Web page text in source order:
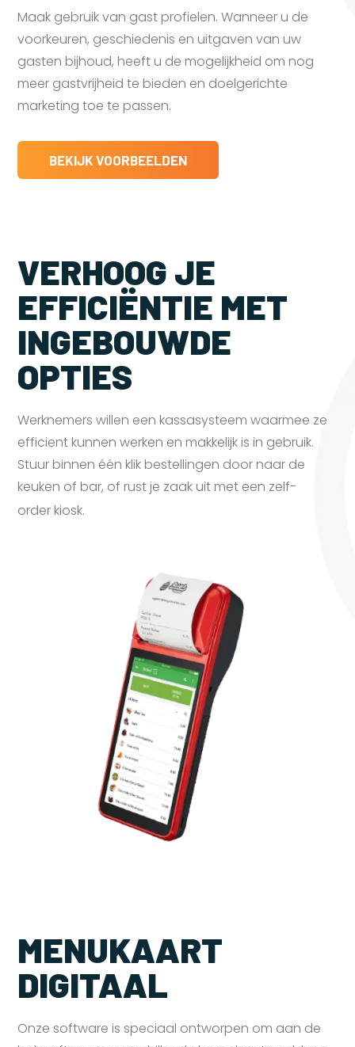
Maak gebruik van gast profielen. Wanneer u de
voorkeuren, geschiedenis en uitgaven van uw
gasten bijhoud, heeft u de mogelijkheid om nog
meer gastvrijheid te bieden en doelgerichte
marketing toe te passen.
BEKIJK VOORBEELDEN
VERHOOG JE
EFFICIËNTIE MET
INGEBOUWDE
OPTIES
Werknemers willen een kassasysteem waarmee ze
efficient kunnen werken en makkelijk is in gebruik.
Stuur binnen één klik bestellingen door naar de
keuken of bar, of rust je zaak uit met een zelf-
order kiosk.
MENUKAART
DIGITAAL
Onze software is speciaal ontworpen om aan de